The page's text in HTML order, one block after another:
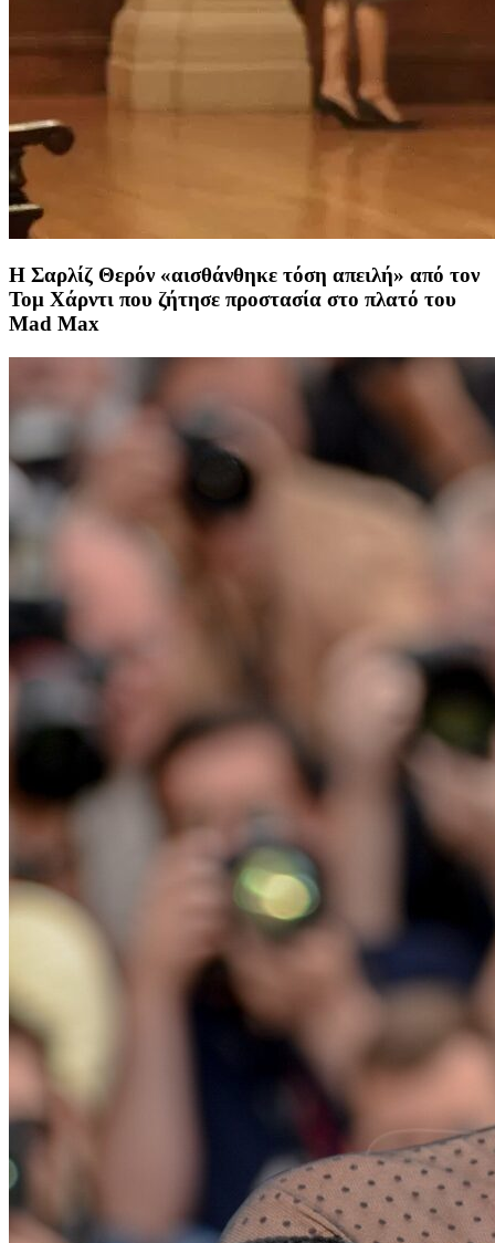
Η Σαρλίζ Θερόν «αισθάνθηκε τόση απειλή» από τον
Τομ Χάρντι που ζήτησε προστασία στο πλατό του
Mad Max